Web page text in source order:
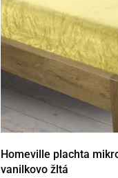
Detail
Homeville plachta
vanilkovo žltá